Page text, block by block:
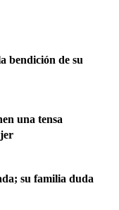
bendición de su
una tensa
su familia duda